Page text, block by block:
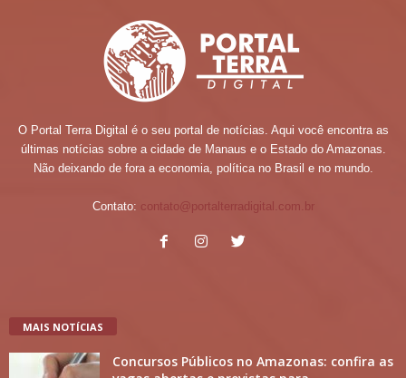
O Portal Terra Digital é o seu portal de notícias. Aqui você encontra as
últimas notícias sobre a cidade de Manaus e o Estado do Amazonas.
Não deixando de fora a economia, política no Brasil e no mundo.
Contato: contato@portalterradigital.com.br
MAIS NOTÍCIAS
Concursos Públicos no Amazonas: confira as